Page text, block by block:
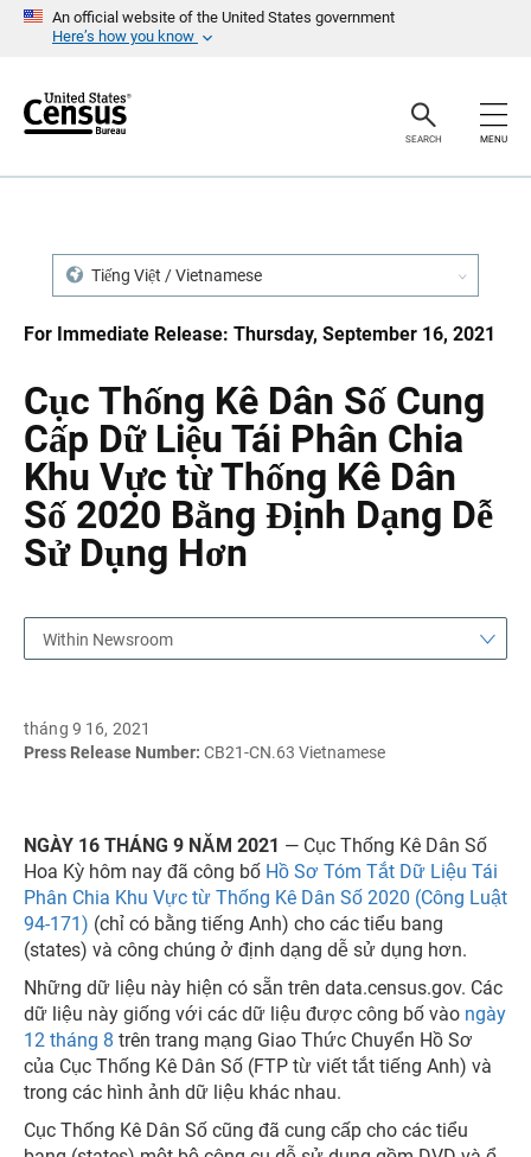
An official website of the United States government
Here’s how you know
r
SEARCH MENU
Tiếng Việt / Vietnamese
For Immediate Release: Thursday, September 16, 2021
Cục Thống Kê Dân Số Cung
Cấp Dữ Liệu Tái Phân Chia
Khu Vực từ Thống Kê Dân
Số 2020 Bằng Định Dạng Dễ
Sử Dụng Hơn
a
Within Newsroom
tháng 9 16, 2021
Press Release Number: CB21-CN.63 Vietnamese
NGÀY 16 THÁNG 9 NĂM 2021 — Cục Thống Kê Dân Số
Hoa Kỳ hôm nay đã công bố Hồ Sơ Tóm Tắt Dữ Liệu Tái
Phân Chia Khu Vực từ Thống Kê Dân Số 2020 (Công Luật
94-171) (chỉ có bằng tiếng Anh) cho các tiểu bang
(states) và công chúng ở định dạng dễ sử dụng hơn.
Những dữ liệu này hiện có sẵn trên data.census.gov. Các
dữ liệu này giống với các dữ liệu được công bố vào ngày
12 tháng 8 trên trang mạng Giao Thức Chuyển Hồ Sơ
của Cục Thống Kê Dân Số (FTP từ viết tắt tiếng Anh) và
trong các hình ảnh dữ liệu khác nhau.
Cục Thống Kê Dân Số cũng đã cung cấp cho các tiểu